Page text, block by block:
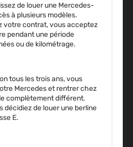
de louer une Mercedes-
à plusieurs modèles.
votre contrat, vous acceptez
pendant une période
ou de kilométrage.
tous les trois ans, vous
Mercedes et rentrer chez
complètement différent.
décidiez de louer une berline
E.